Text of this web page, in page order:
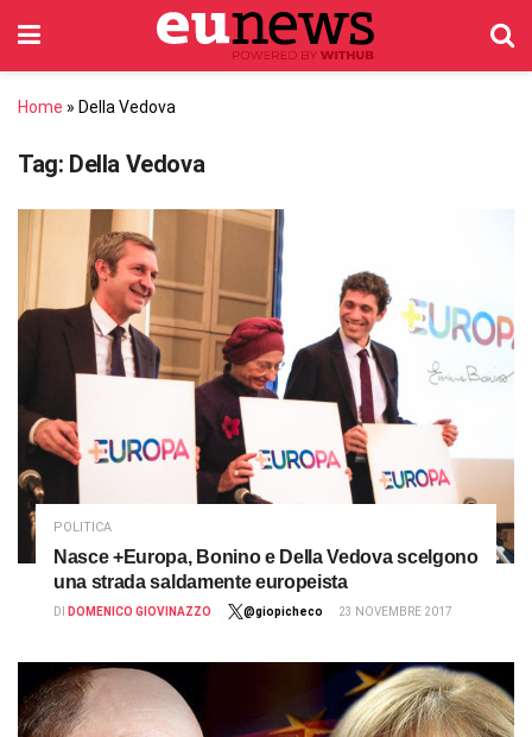
Home » Della Vedova
Tag: Della Vedova
POLITICA
Nasce +Europa, Bonino e Della Vedova scelgono
una strada saldamente europeista
DI DOMENICO GIOVINAZZO @giopicheco 23 NOVEMBRE 2017